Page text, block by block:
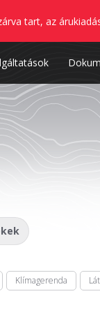
tart, az
Klímagerenda